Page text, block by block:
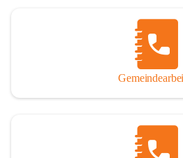
Andreas Rohatsch wurde auf das
Wo eine genaue Quellenangabe
sind die entsprechenden
eingearbeitet. Der leichteren Lesbarkeit
streng gendergerechten Ausdrucksform
So darf ich Sie zu einer interessanten,